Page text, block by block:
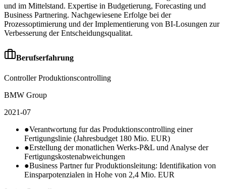
und im Mittelstand. Expertise in Budgetierung, Forecasting und
Business Partnering. Nachgewiesene Erfolge bei der
Prozessoptimierung und der Implementierung von BI-Losungen zur
Verbesserung der Entscheidungsqualitat.
Berufserfahrung
Controller Produktionscontrolling
BMW Group
2021-07
●Verantwortung fur das Produktionscontrolling einer
Fertigungslinie (Jahresbudget 180 Mio. EUR)
●Erstellung der monatlichen Werks-P&L und Analyse der
Fertigungskostenabweichungen
●Business Partner fur Produktionsleitung: Identifikation von
Einsparpotenzialen in Hohe von 2,4 Mio. EUR